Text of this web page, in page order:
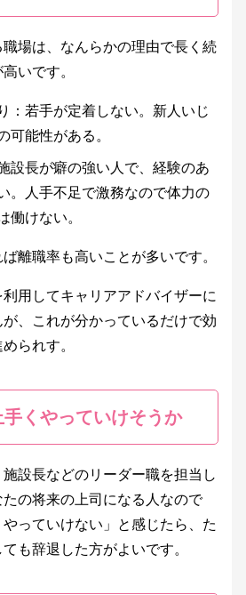
場は、なんらかの理由で長く続
いです。
：若手が定着しない。新人いじ
可能性がある。
設長が癖の強い人で、経験のあ
。人手不足で激務なので体力の
働けない。
離職率も高いことが多いです。
用してキャリアアドバイザーに
、これが分かっているだけで効
られす。
手くやっていけそうか
設長などのリーダー職を担当し
の将来の上司になる人なので
やっていけない」と感じたら、た
も辞退した方がよいです。